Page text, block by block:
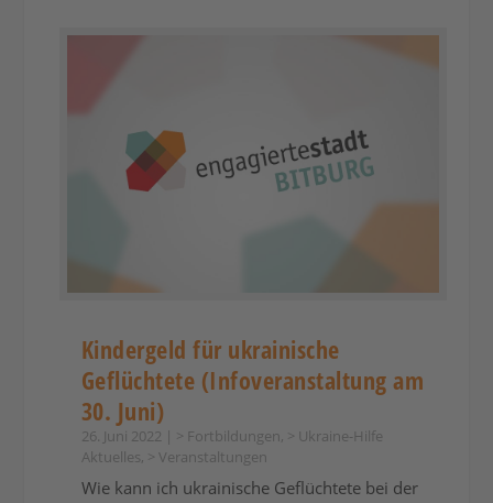
Kindergeld für ukrainische
Geflüchtete (Infoveranstaltung am
30. Juni)
26. Juni 2022 | > Fortbildungen, > Ukraine-Hilfe
Aktuelles, > Veranstaltungen
Wie kann ich ukrainische Geflüchtete bei der